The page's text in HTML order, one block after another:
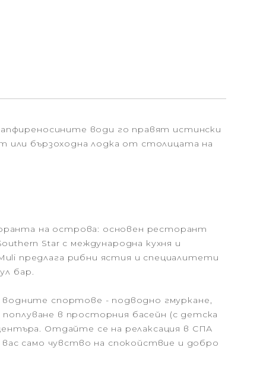
води го правят истински
или бързоходна лодка от столицата на
на острова: основен ресторант
Star с международна кухня и
предлага рибни ястия и специалитети
бар.
спортове - подводно гмуркане,
в просторния басейн (с детска
Отдайте се на релаксация в СПА
само чувство на спокойствие и добро